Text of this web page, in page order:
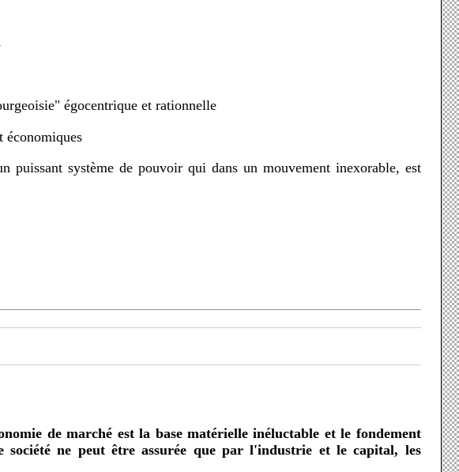
égocentrique et rationnelle
économiques
ne peut être assurée que par l'industrie et le capital, les